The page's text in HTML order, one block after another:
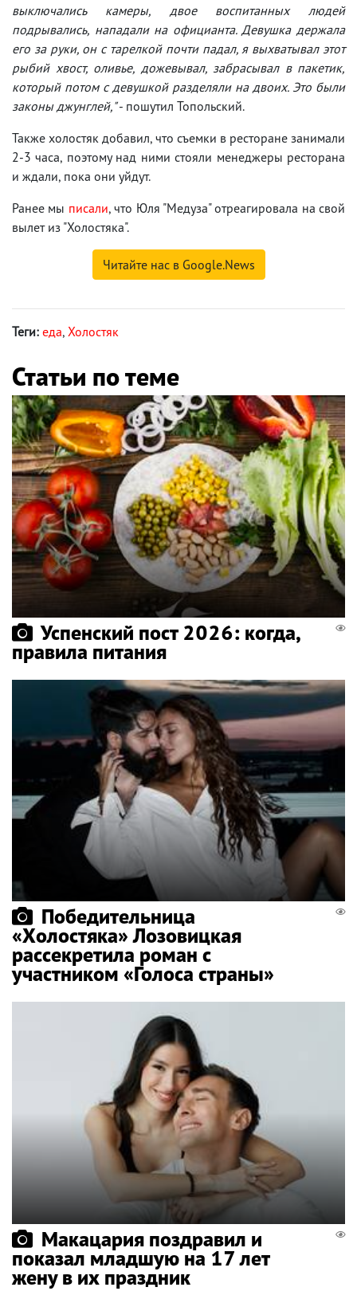
выключались камеры, двое воспитанных людей
подрывались, нападали на официанта. Девушка держала
его за руки, он с тарелкой почти падал, я выхватывал этот
рыбий хвост, оливье, дожевывал, забрасывал в пакетик,
который потом с девушкой разделяли на двоих. Это были
законы джунглей,"- пошутил Топольский.
Также холостяк добавил, что съемки в ресторане занимали
2-3 часа, поэтому над ними стояли менеджеры ресторана
и ждали, пока они уйдут.
Ранее мы писали, что Юля "Медуза" отреагировала на свой
вылет из "Холостяка".
Читайте нас в Google.News
Теги: еда, Холостяк
Статьи по теме
Успенский пост 2026: когда,
правила питания
Победительница
«Холостяка» Лозовицкая
рассекретила роман с
участником «Голоса страны»
Макацария поздравил и
показал младшую на 17 лет
жену в их праздник